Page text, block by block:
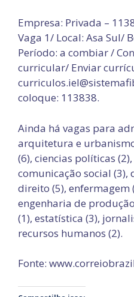
Empresa: Privada –
Vaga 1/ Local: Asa Sul/
Período: a combiar /
curricular/ Enviar
coloque: 113838.
Ainda há vagas para
arquitetura e
(6), ciencias políticas
comunicação social (3),
direito (5), enfermagem
engenharia de
(1), estatística (3),
recursos humanos (2).
Fonte: